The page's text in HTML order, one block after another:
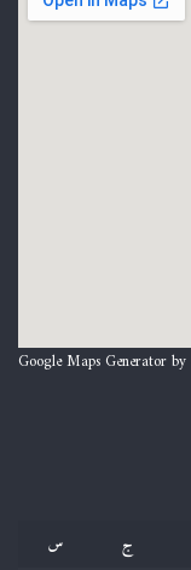
Google Maps Generator by
ج
س